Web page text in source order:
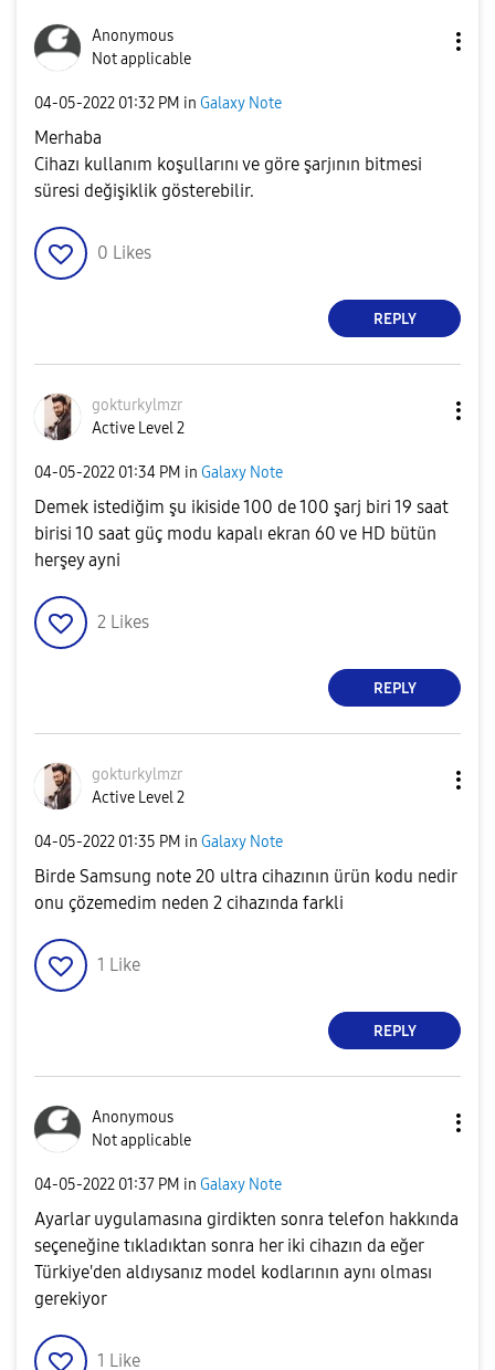
Anonymous
Not applicable
‎04-05-2022 01:32 PM in Galaxy Note
Merhaba
Cihazı kullanım koşullarını ve göre şarjının bitmesi
süresi değişiklik gösterebilir.
0 Likes
REPLY
gokturkylmzr
Active Level 2
‎04-05-2022 01:34 PM in Galaxy Note
Demek istediğim şu ikiside 100 de 100 şarj biri 19 saat
birisi 10 saat güç modu kapalı ekran 60 ve HD bütün
herşey ayni
2 Likes
REPLY
gokturkylmzr
Active Level 2
‎04-05-2022 01:35 PM in Galaxy Note
Birde Samsung note 20 ultra cihazının ürün kodu nedir
onu çözemedim neden 2 cihazında farkli
1 Like
REPLY
Anonymous
Not applicable
‎04-05-2022 01:37 PM in Galaxy Note
Ayarlar uygulamasına girdikten sonra telefon hakkında
seçeneğine tıkladıktan sonra her iki cihazın da eğer
Türkiye'den aldıysanız model kodlarının aynı olması
gerekiyor
1 Like